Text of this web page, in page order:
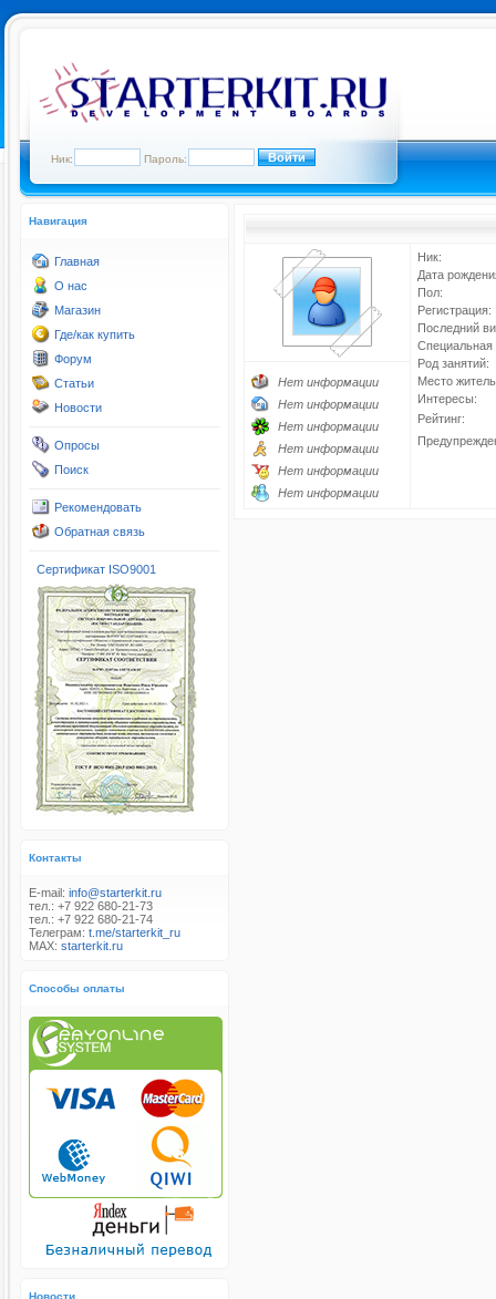
Ник: Пароль:
Навигация
Главная
О нас
Магазин
Где/как купить
Форум
Статьи
Новости
Опросы
Поиск
Рекомендовать
Обратная связь
Сертификат ISO9001
Контакты
E-mail: info@starterkit.ru
тел.: +7 922 680-21-73
тел.: +7 922 680-21-74
Телеграм: t.me/starterkit_ru
MAX: starterkit.ru
Способы оплаты
Новости
Ник:
Дата
Пол:
Регистрация:
Последний
Специальная
Род занятий:
Место
Интересы:
Рейтинг:
Нет информации
Нет информации
Нет информации
Нет информации
Нет информации
Нет информации